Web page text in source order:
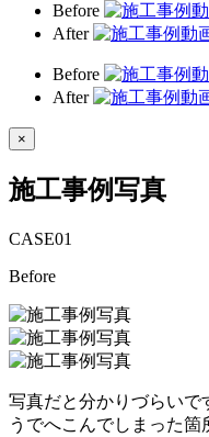
Before
After
Before
After
×
施工事例写真
CASE01
Before
写真だと分かりづらいで
うでへこんでしまった